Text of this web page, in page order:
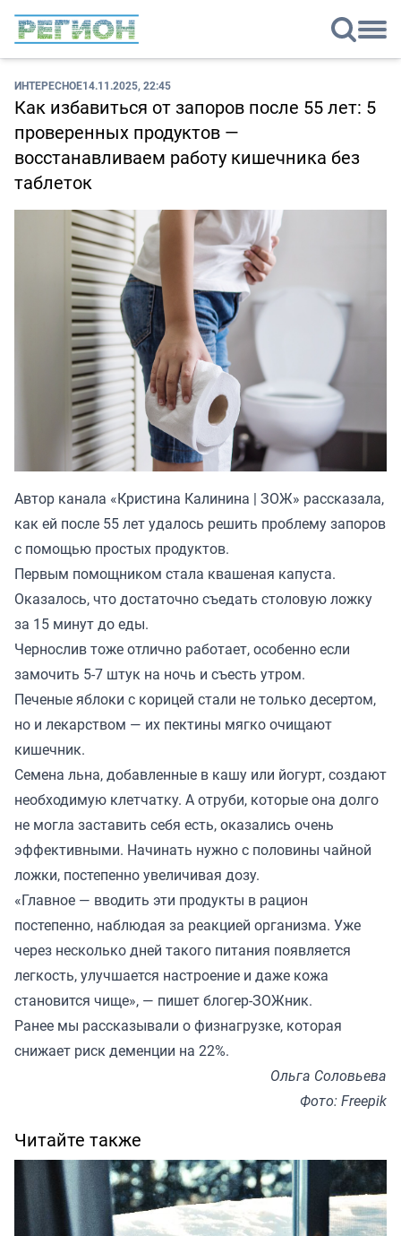
ИНТЕРЕСНОЕ14.11.2025, 22:45
Как избавиться от запоров после 55 лет: 5
проверенных продуктов —
восстанавливаем работу кишечника без
таблеток
Автор канала «Кристина Калинина | ЗОЖ» рассказала,
как ей после 55 лет удалось решить проблему запоров
с помощью простых продуктов.
Первым помощником стала квашеная капуста.
Оказалось, что достаточно съедать столовую ложку
за 15 минут до еды.
Чернослив тоже отлично работает, особенно если
замочить 5-7 штук на ночь и съесть утром.
Печеные яблоки с корицей стали не только десертом,
но и лекарством — их пектины мягко очищают
кишечник.
Семена льна, добавленные в кашу или йогурт, создают
необходимую клетчатку. А отруби, которые она долго
не могла заставить себя есть, оказались очень
эффективными. Начинать нужно с половины чайной
ложки, постепенно увеличивая дозу.
«Главное — вводить эти продукты в рацион
постепенно, наблюдая за реакцией организма. Уже
через несколько дней такого питания появляется
легкость, улучшается настроение и даже кожа
становится чище», — пишет блогер-ЗОЖник.
Ранее мы рассказывали о физнагрузке, которая
снижает риск деменции на 22%.
Ольга Соловьева
Фото: Freepik
Читайте также